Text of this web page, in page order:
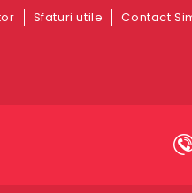
Sfaturi utile Contact